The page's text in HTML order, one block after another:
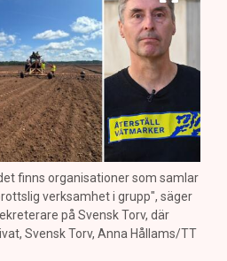
finns organisationer som samlar
verksamhet i grupp", säger
på Svensk Torv, där
Svensk Torv, Anna Hållams/TT